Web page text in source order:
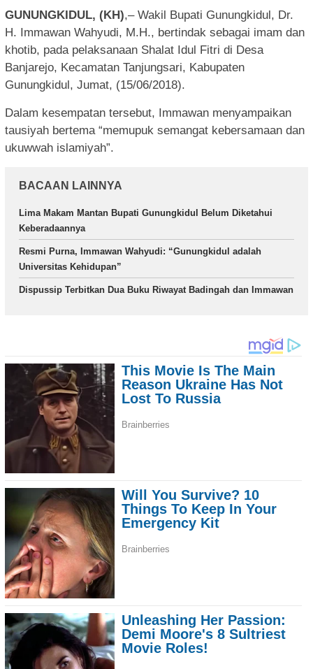
GUNUNGKIDUL, (KH),– Wakil Bupati Gunungkidul, Dr.
H. Immawan Wahyudi, M.H., bertindak sebagai imam dan
khotib, pada pelaksanaan Shalat Idul Fitri di Desa
Banjarejo, Kecamatan Tanjungsari, Kabupaten
Gunungkidul, Jumat, (15/06/2018).
Dalam kesempatan tersebut, Immawan menyampaikan
tausiyah bertema “memupuk semangat kebersamaan dan
ukuwwah islamiyah”.
BACAAN LAINNYA
Lima Makam Mantan Bupati Gunungkidul Belum Diketahui
Keberadaannya
Resmi Purna, Immawan Wahyudi: “Gunungkidul adalah
Universitas Kehidupan”
Dispussip Terbitkan Dua Buku Riwayat Badingah dan Immawan